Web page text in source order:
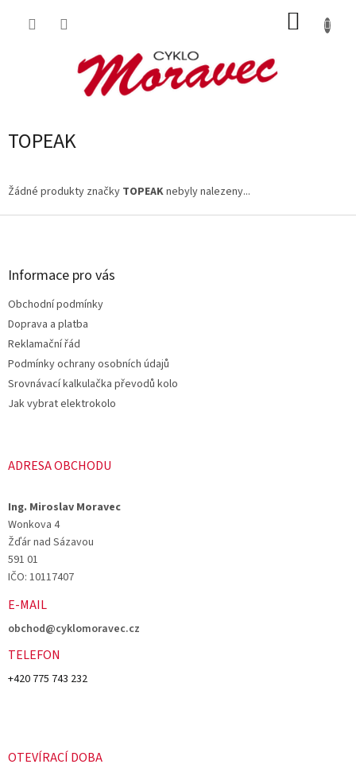
TOPEAK
Žádné produkty značky TOPEAKnebyly nalezeny...
Z
Informace pro vás
Obchodní podmínky
Doprava a platba
Reklamační řád
Podmínky ochrany osobních údajů
Srovnávací kalkulačka převodů kolo
Jak vybrat elektrokolo
ADRESA OBCHODU
Ing. Miroslav Moravec
Wonkova 4
Žďár nad Sázavou
591 01
IČO: 10117407
E-MAIL
obchod@cyklomoravec.cz
TELEFON
+420 775 743 232
OTEVÍRACÍ DOBA